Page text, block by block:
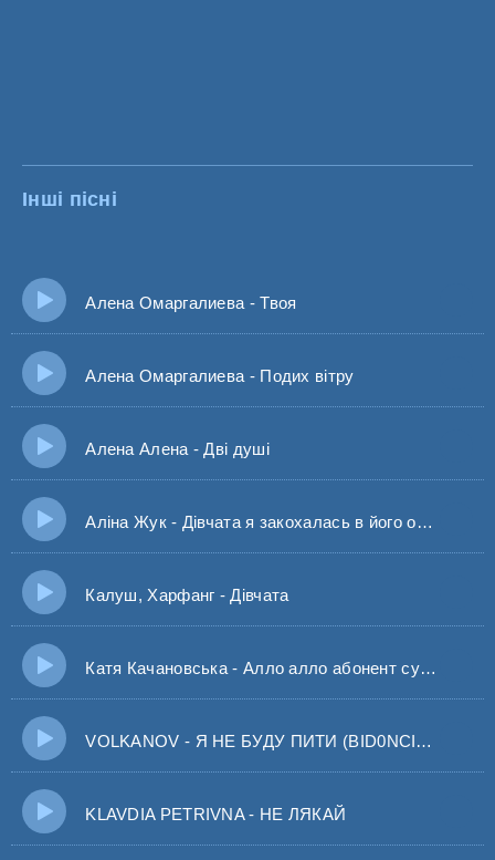
Інші пісні
Алена Омаргалиева - Твоя
Алена Омаргалиева - Подих вітру
Алена Алена - Дві душі
Аліна Жук - Дівчата я закохалась в його очі голубі
Калуш, Харфанг - Дівчата
Катя Качановська - Алло алло абонент сумує І тільки голос твій лікує
VOLKANOV - Я НЕ БУДУ ПИТИ (BID0NCI0N REMIX) Тільки приходить вечір нічка ляга на плечі
KLAVDIA PETRIVNA - НЕ ЛЯКАЙ